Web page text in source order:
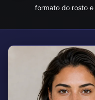
formato do rosto